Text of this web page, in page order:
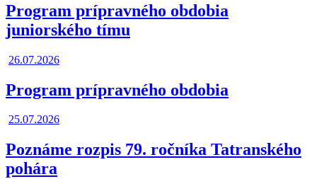
Program prípravného obdobia
juniorského tímu
26.07.2026
Program prípravného obdobia
25.07.2026
Poznáme rozpis 79. ročníka Tatranského
pohára